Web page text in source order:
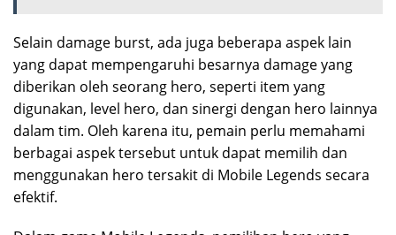
Selain damage burst, ada juga beberapa aspek lain
yang dapat mempengaruhi besarnya damage yang
diberikan oleh seorang hero, seperti item yang
digunakan, level hero, dan sinergi dengan hero lainnya
dalam tim. Oleh karena itu, pemain perlu memahami
berbagai aspek tersebut untuk dapat memilih dan
menggunakan hero tersakit di Mobile Legends secara
efektif.